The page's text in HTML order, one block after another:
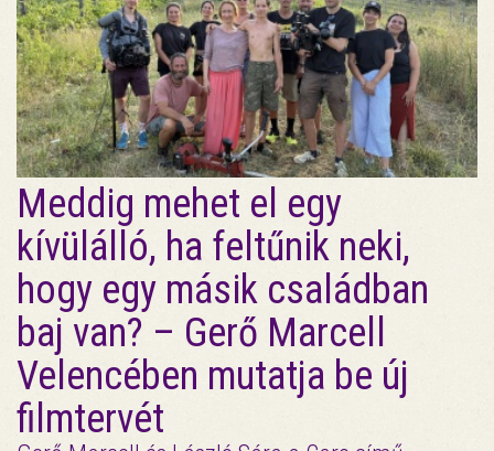
Meddig mehet el egy
kívülálló, ha feltűnik neki,
hogy egy másik családban
baj van? – Gerő Marcell
Velencében mutatja be új
filmtervét